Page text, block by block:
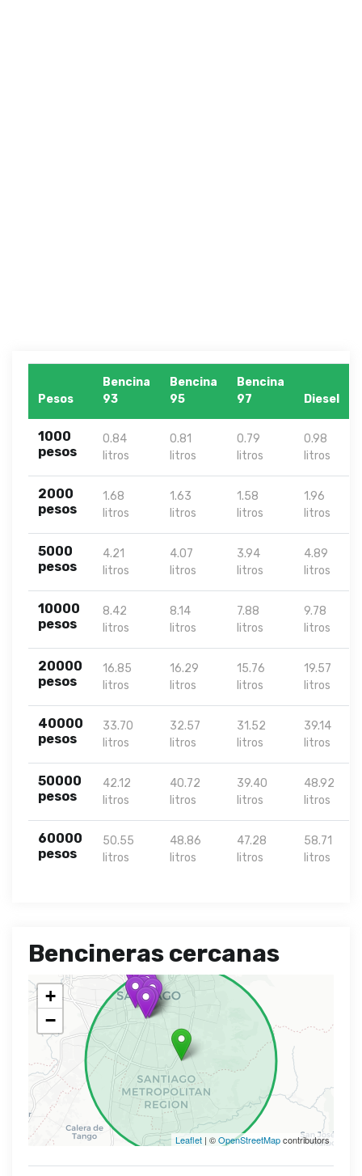
Pesos
Bencina
93
Bencina
95
Bencina
97
Diesel
1000
pesos
0.84
litros
0.81
litros
0.79
litros
0.98
litros
2000
pesos
1.68
litros
1.63
litros
1.58
litros
1.96
litros
5000
pesos
4.21
litros
4.07
litros
3.94
litros
4.89
litros
10000
pesos
8.42
litros
8.14
litros
7.88
litros
9.78
litros
20000
pesos
16.85
litros
16.29
litros
15.76
litros
19.57
litros
40000
pesos
33.70
litros
32.57
litros
31.52
litros
39.14
litros
50000
pesos
42.12
litros
40.72
litros
39.40
litros
48.92
litros
60000
pesos
50.55
litros
48.86
litros
47.28
litros
58.71
litros
Bencineras cercanas
+
−
Leaflet | ©OpenStreetMapcontributors